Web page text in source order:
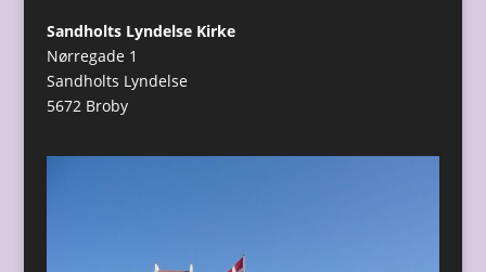
Sandholts Lyndelse Kirke
Nørregade 1
Sandholts Lyndelse
5672 Broby